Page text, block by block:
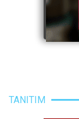
TANITIM